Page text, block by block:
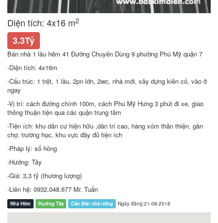
Diện tích: 4x16 m2
3.3Tỷ
Bán nhà 1 lầu hẻm 41 Đường Chuyên Dùng 9 phường Phú Mỹ quận 7
-Diện tích: 4x16m
-Cấu trúc: 1 trệt, 1 lầu, 2pn lớn, 2wc, nhà mới, xây dựng kiên cố, vào ở
ngay
-Vị trí: cách đường chính 100m, cách Phú Mỹ Hưng 3 phút đi xe, giao
thông thuận tiện qua các quận trung tâm
-Tiện ích: khu dân cư hiện hữu ,dân trí cao, hàng xóm thân thiện, gần
chợ, trường học, khu vực đầy đủ tiện ích
-Pháp lý: sổ hồng
-Hướng: Tây
-Giá: 3,3 tỷ (thương lượng)
-Liên hệ: 0932.048.677 Mr. Tuấn
Nhà Hẻm Hướng Tây Cần Bán nhà riêng Ngày đăng:21-08-2018